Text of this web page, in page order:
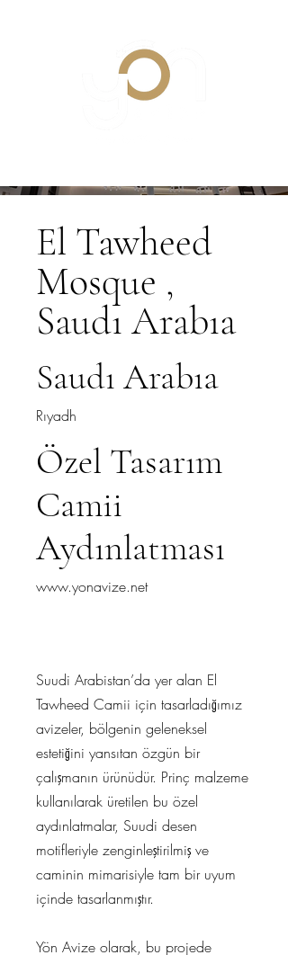
El Tawheed
Mosque ,
Saudı Arabıa
Saudı Arabıa
Rıyadh
Özel Tasarım
Camii
Aydınlatması
www.yonavize.net
Suudi Arabistan’da yer alan El
Tawheed Camii için tasarladığımız
avizeler, bölgenin geleneksel
estetiğini yansıtan özgün bir
çalışmanın ürünüdür. Prinç malzeme
kullanılarak üretilen bu özel
aydınlatmalar, Suudi desen
motifleriyle zenginleştirilmiş ve
caminin mimarisiyle tam bir uyum
içinde tasarlanmıştır.
Yön Avize olarak, bu projede